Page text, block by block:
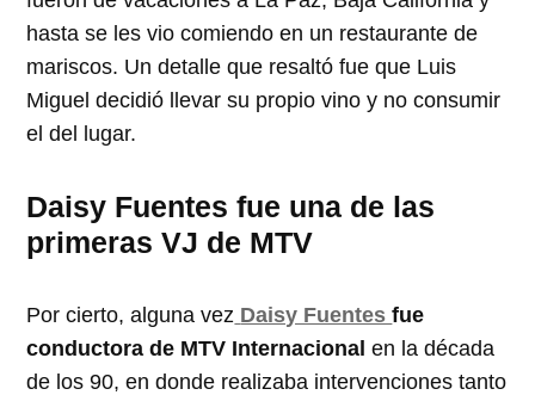
hasta se les vio comiendo en un restaurante de
mariscos. Un detalle que resaltó fue que Luis
Miguel decidió llevar su propio vino y no consumir
el del lugar.
Daisy Fuentes fue una de las
primeras VJ de MTV
Por cierto, alguna vez Daisy Fuentesfue
conductora de MTV Internacional en la década
de los 90, en donde realizaba intervenciones tanto